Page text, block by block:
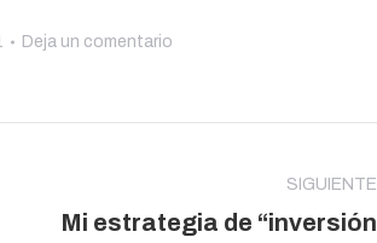
Deja un comentario
SIGUIENTE
Mi estrategia de “inversión